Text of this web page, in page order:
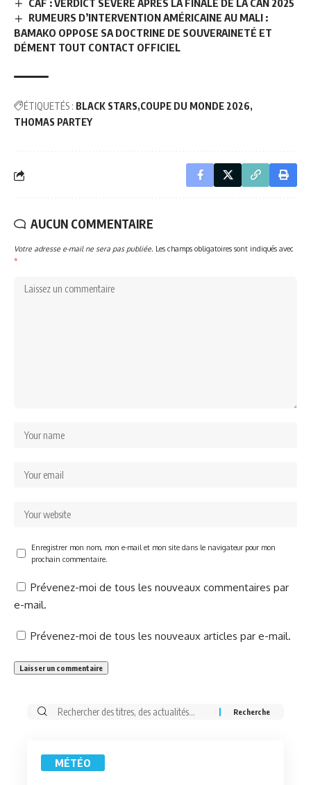
RUMEURS D’INTERVENTION AMÉRICAINE AU MALI :
BAMAKO OPPOSE SA DOCTRINE DE SOUVERAINETÉ ET
DÉMENT TOUT CONTACT OFFICIEL
ÉTIQUETÉS : BLACK STARS COUPE DU MONDE 2026
THOMAS PARTEY
AUCUN COMMENTAIRE
Votre adresse e-mail ne sera pas publiée. Les champs obligatoires sont indiqués avec
*
Enregistrer mon nom, mon e-mail et mon site dans le navigateur pour mon
prochain commentaire.
Prévenez-moi de tous les nouveaux commentaires par
e-mail.
Prévenez-moi de tous les nouveaux articles par e-mail.
Rechercher:
MÉTÉO